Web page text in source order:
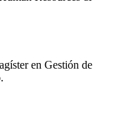
en Gestión de